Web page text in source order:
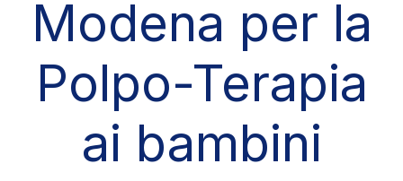
Modena per la
Polpo-Terapia
ai bambini